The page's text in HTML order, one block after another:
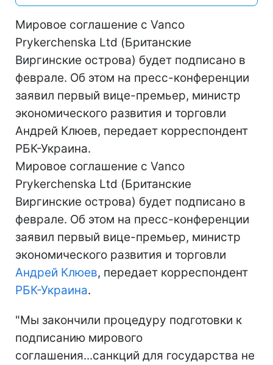
Мировое соглашение с Vanco
Prykerchenska Ltd (Британские
Виргинские острова) будет подписано в
феврале. Об этом на пресс-конференции
заявил первый вице-премьер, министр
экономического развития и торговли
Андрей Клюев, передает корреспондент
РБК-Украина.
Мировое соглашение с Vanco
Prykerchenska Ltd (Британские
Виргинские острова) будет подписано в
феврале. Об этом на пресс-конференции
заявил первый вице-премьер, министр
экономического развития и торговли
Андрей Клюев, передает корреспондент
РБК-Украина.
"Мы закончили процедуру подготовки к
подписанию мирового
соглашения...санкций для государства не